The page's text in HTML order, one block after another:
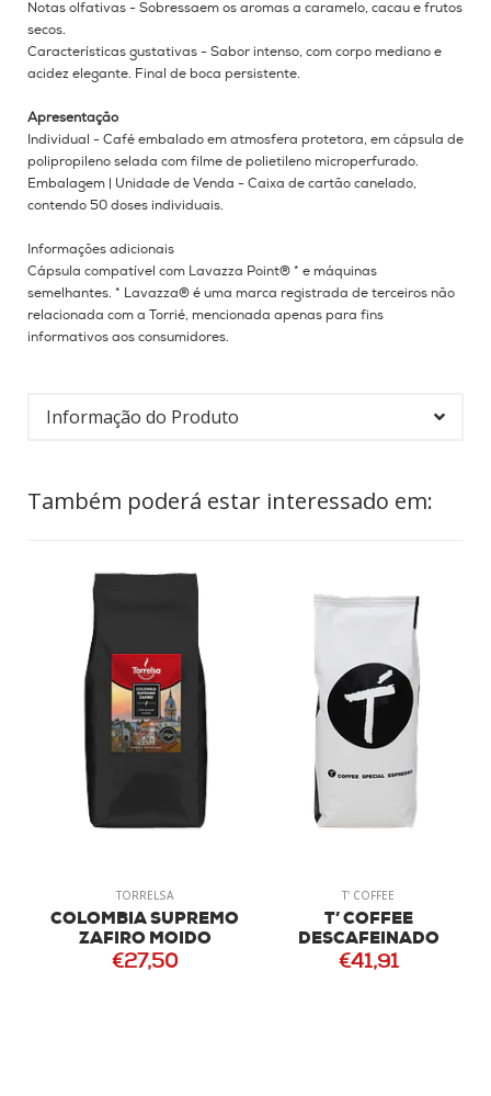
Notas olfativas - Sobressaem os aromas a caramelo, cacau e frutos
secos.
Características gustativas - Sabor intenso, com corpo mediano e
acidez elegante. Final de boca persistente.
Apresentação
Individual - Café embalado em atmosfera protetora, em cápsula de
polipropileno selada com filme de polietileno microperfurado.
Embalagem | Unidade de Venda - Caixa de cartão canelado,
contendo 50 doses individuais.
Informações adicionais
Cápsula compatível com Lavazza Point® * e máquinas
semelhantes. * Lavazza® é uma marca registrada de terceiros não
relacionada com a Torrié, mencionada apenas para fins
informativos aos consumidores.
Informação do Produto
Também poderá estar interessado em:
TORRELSA
COLOMBIA SUPREMO
ZAFIRO MOIDO
€27,50
T' COFFEE
T’ COFFEE
DESCAFEINADO
€41,91